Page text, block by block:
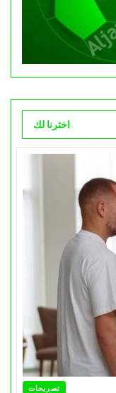
اخترنا لك
تصريحات